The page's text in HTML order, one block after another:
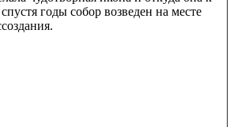
годы собор возведен на месте